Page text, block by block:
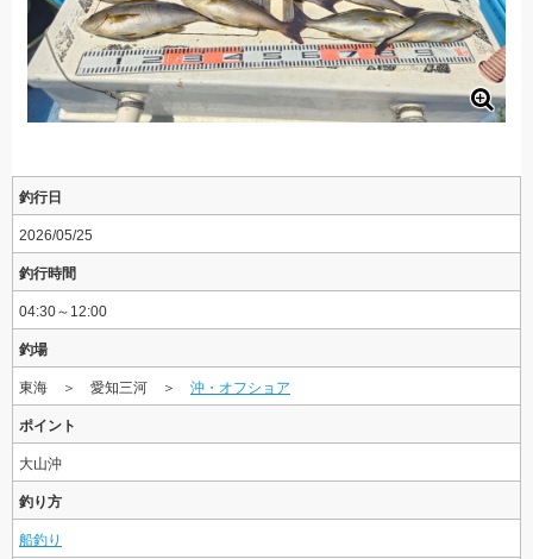
釣行日
2026/05/25
釣行時間
04:30～12:00
釣場
東海 ＞ 愛知三河 ＞ 沖・オフショア
ポイント
大山沖
釣り方
船釣り